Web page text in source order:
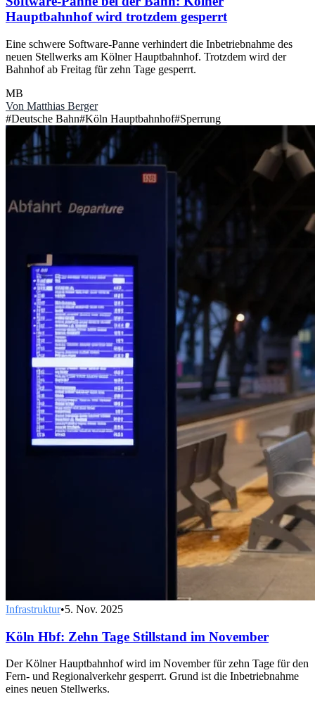
Hauptbahnhof wird trotzdem gesperrt
Eine schwere Software-Panne verhindert die Inbetriebnahme des
neuen Stellwerks am Kölner Hauptbahnhof. Trotzdem wird der
Bahnhof ab Freitag für zehn Tage gesperrt.
MB
Von Matthias Berger
#Deutsche Bahn#Köln Hauptbahnhof#Sperrung
Infrastruktur•5. Nov. 2025
Köln Hbf: Zehn Tage Stillstand im November
Der Kölner Hauptbahnhof wird im November für zehn Tage für den
Fern- und Regionalverkehr gesperrt. Grund ist die Inbetriebnahme
eines neuen Stellwerks.